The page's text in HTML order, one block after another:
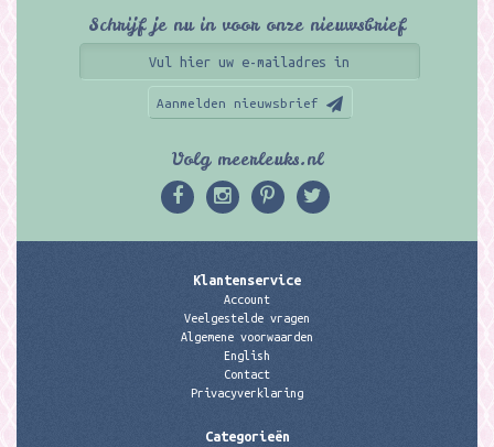
Schrijf je nu in voor onze nieuwsbrief
Aanmelden nieuwsbrief
Volg meerleuks.nl
Klantenservice
Account
Veelgestelde vragen
Algemene voorwaarden
English
Contact
Privacyverklaring
Categorieën